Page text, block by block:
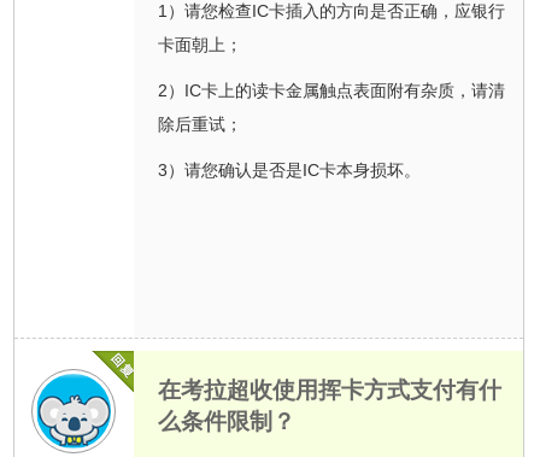
1）请您检查IC卡插入的方向是否正确，应银行
卡面朝上；
2）IC卡上的读卡金属触点表面附有杂质，请清
除后重试；
3）请您确认是否是IC卡本身损坏。
在考拉超收使用挥卡方式支付有什
么条件限制？